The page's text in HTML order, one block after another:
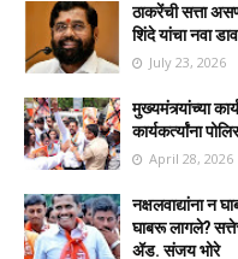
ठाकरेंची सत्ता
शिंदे यांचा नवा डाव
July 23, 2026
मुख्यमंत्र्यांच्या
कार्यकर्त्यांना
April 28, 2026
नक्षलवाद्यांना न
घाबरू लागले?
ॲड. संजय भोरे